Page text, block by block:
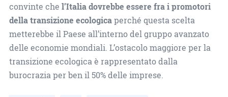
convinte che l’Italia dovrebbe essere fra i promotori
della transizione ecologicaperché questa scelta
metterebbe il Paese all’interno del gruppo avanzato
delle economie mondiali. L’ostacolo maggiore per la
transizione ecologica è rappresentato dalla
burocrazia per ben il 50% delle imprese.